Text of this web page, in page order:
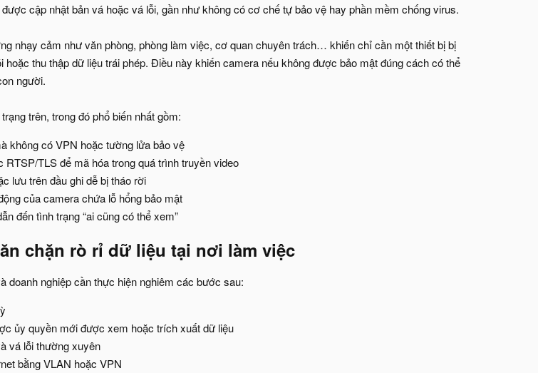
cập nhật bản vá hoặc vá lỗi, gần như không có cơ chế tự bảo vệ hay phần mềm chống virus.
nhạy cảm như văn phòng, phòng làm việc, cơ quan chuyên trách… khiến chỉ cần một thiết bị bị
thu thập dữ liệu trái phép. Điều này khiến camera nếu không được bảo mật đúng cách có thể
người.
trên, trong đó phổ biến nhất gồm:
không có VPN hoặc tường lửa bảo vệ
TLS để mã hóa trong quá trình truyền video
lưu trên đầu ghi dễ bị tháo rời
của camera chứa lỗ hổng bảo mật
đến tình trạng “ai cũng có thể xem”
chặn rò rỉ dữ liệu tại nơi làm việc​
doanh nghiệp cần thực hiện nghiêm các bước sau:
ủy quyền mới được xem hoặc trích xuất dữ liệu
vá lỗi thường xuyên
bằng VLAN hoặc VPN